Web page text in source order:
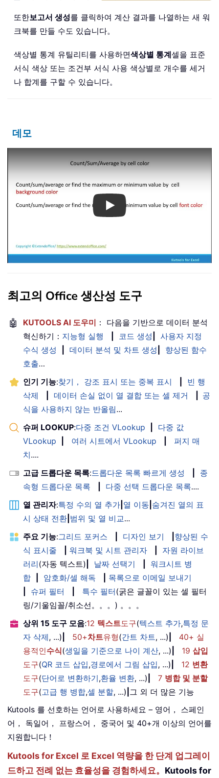
또한보고서 생성를 클릭하여 계산 결과를 나열하는 새 워
크북를 만들 수도 있습니다。
색상별 통계 유틸리티를 사용하면색상별 통계셀을 표준
서식 색상 또는 조건부 서식 사용 색상별로 개수를 세거
나 합계를 구할 수 있습니다。
데모
Play
최고의 Office 생산성 도구
🤖 KUTOOLS AI 도우미 ： 다음을 기반으로 데이터 분석
혁신하기： 지능형 실행 코드 생성
사용자 지정
수식 생성
데이터 분석 및 차트 생성
향상된 함수
호출…
인기 기능:찾기， 강조 표시 또는 중복 표시
빈 행
삭제
데이터 손실 없이 열 결합 또는 셀 제거
공
식을 사용하지 않는 반올림...
슈퍼 LOOKUP:다중 조건 VLookup
다중 값
VLookup
여러 시트에서 VLookup
퍼지 매
치....
고급 드롭다운 목록:드롭다운 목록 빠르게 생성
종
속형 드롭다운 목록
다중 선택 드롭다운 목록....
열 관리자:특정 수의 열 추가 열 이동 숨겨진 열의 표
시 상태 전환 범위 및 열 비교...
주요 기능:그리드 포커스 디자인 보기
향상된 수
식 표시줄
워크북 및 시트 관리자
자원 라이브
러리(자동 텍스트) 날짜 선택기
워크시트 병
합
암호화/셀 해독
목록으로 이메일 보내기
슈퍼 필터 특수 필터(굵은 글꼴이 있는 셀 필터
링/기울임꼴/취소선。。。) 。。。
상위 15 도구 모음:12 텍스트도구(텍스트 추가,특정 문
자 삭제, ...) 50+차트유형(간트 차트, ...)
40+ 실
용적인수식(생일을 기준으로 나이 계산, ...) 19 삽입
도구(QR 코드 삽입,경로에서 그림 삽입, ...) 12 변환
도구(단어로 변환하기,환율 변환, ...) 7 병합 및 분할
도구(고급 행 병합,셀 분할, ...) 그 외 더 많은 기능
Kutools 를 선호하는 언어로 사용하세요 – 영어， 스페인
어， 독일어， 프랑스어， 중국어 및 40+개 이상의 언어를
지원합니다！
Kutools for Excel 로 Excel 역량을 한 단계 업그레이
드하고 전례 없는 효율성을 경험하세요。 Kutools for